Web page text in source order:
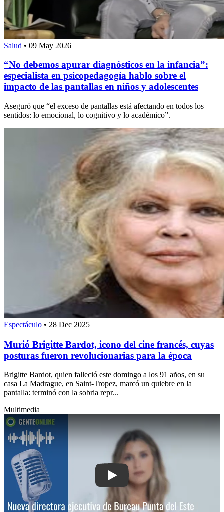
Salud • 09 May 2026
“No debemos apurar diagnósticos en la infancia”:
especialista en psicopedagogía hablo sobre el
impacto de las pantallas en niños y adolescentes
Aseguró que “el exceso de pantallas está afectando en todos los
sentidos: lo emocional, lo cognitivo y lo académico”.
Espectáculo • 28 Dec 2025
Murió Brigitte Bardot, icono del cine francés, cuyas
posturas fueron revolucionarias para la época
Brigitte Bardot, quien falleció este domingo a los 91 años, en su
casa La Madrague, en Saint-Tropez, marcó un quiebre en la
pantalla: terminó con la sobria repr...
Multimedia
Play: Nueva directora ejecutiva de